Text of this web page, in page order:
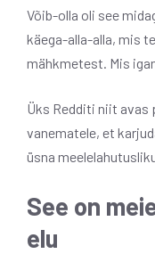
Võib-olla oli see
käega-alla-alla, mis
mähkmetest. Mis
Üks Redditi niit avas
vanematele, et
üsna
See on
elu